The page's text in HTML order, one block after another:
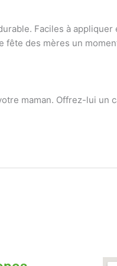
Faciles à appliquer
des mères un
maman. Offrez-lui un